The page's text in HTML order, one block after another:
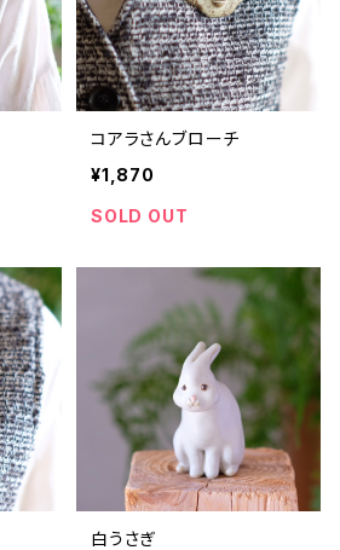
コアラさんブローチ
¥1,870
SOLD OUT
白うさぎ